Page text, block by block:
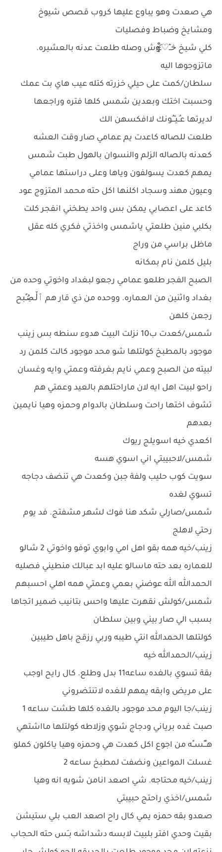
هي صعدت وهو يباوع عليها كروب قصص شيوخ
ومشايخ وضباط وفصليات
كلي شيخ څــِْ♡̷̴̬̩̃̊ـِوش وصله طلعت عدنه بالعشيره.
ماتزوجوها اليه
سلطان/كمت على حيلي خزرته كتله عيب هاي بت عمك
وحسبت اختك وبعدين شمس كلها فتره وراجعها
لديرتها عـُـيـّــُونك لاافكسهن الك
طلعت للصاله كاعدت يم عمامي صار وقت العشه
كعدنه بالصاله الزلم والنسوان بالهول طبت شمس
يمهم كعدت يسولفون وياها وعلى دراستها عمامي
وعيون مهند وسجاد اكلنها اكل حته محمد المتزوج عود
كاعد على اعصابي يمكن بس واحد يطخني انفجر كلت
بكلبي منين طلعتي ياشمس واخذتي فكري كله عقل
ماظل براسي من وراج
بليل كلمن نام بمكانه
الصبح الفجر طلعو عمامي رجعو لبغداد واخوتي وحده من
بغداد واثنين من العماره. ووحده من ذي قار هم ٱڵـڝُـًبح
رجعن كلهن
شمس/كعدت ب10 نزلت البيت هدوء سنطه بس زينب
موجود بالمطبخ كولتلها شو محد موجود كالت كلمن رد
لبيته من الصبح وعمي نايم بغرفته وعمتي وايه وغسان
راحو لبيت اهل ايه لان ماراحتلهم بالعيد وعمتي هم
تشوف اختها راحت وسلطان بالدوام وحمزه وهيا نايمين
بعدهم
اكعدي خيه اسويلج ريوك
شمس/لاحبيبتي اني اسوي هسه
سويت كوب حليب ولفة جبن وكعدت هي تنضف دجاجه
تسوي لغده
شمس/صارلي شكد هنا فوك لشهر مشفتج. فد يوم
رحتي لاهلج
زينب/خيه همه بقو اهل امي وابوي توفو واخوتي 2 شالو
للعماره بعد حته ماسالو عليه ابد عبالك منطيني فصليه
الحمدالله الله عوضني بعمي وعمتي همه اهلي احسبهم
شمس/كولش نقهرت عليها واحس بتانيب ضمير اتجاها
بسبب الي صار بيني وبين سلطان
كولتلها الحمدالله انتي طيبه وربي رزقج باهل طيبين
زينب/الحمدالله خيه
بقة تسوي بالغده ساعه11 بدل وطلع. كال رايح اوجب
على مريض وابقه يمهم للغده لاتنتضروني
زينب/جا اليوم محد موجود بالغده كلها طشت ساعه 1
صبت غده برياني ودجاج شوي وزلاطه كولتلها مااشتهي
هــًـًســًه من اجوع اكل كعدت هي وحمزه وهيا ياكلون كملو
غسلت المواعين ونضفت لمطبخ ساعه 2
زينب/خيه محتاجه. شي اصعد انامن شويه انه وهيا
شمس/اخذي راحتج حبيبتي
صعدو بقه حمزه يمي كال راح اصعد العب بلي ستيشن
بقيت وحدي افتر بلبيت لابسه دشداشه بــَس حته الحجاب